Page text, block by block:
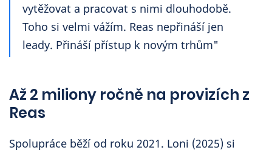
vytěžovat a pracovat s nimi dlouhodobě.
Toho si velmi vážím. Reas nepřináší jen
leady. Přináší přístup k novým trhům"
Až 2 miliony ročně na provizích z
Reas
Spolupráce běží od roku 2021. Loni (2025) si